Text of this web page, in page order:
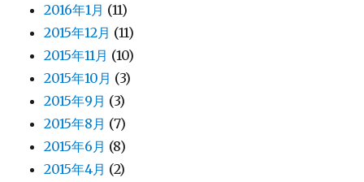
2016年1月 (11)
2015年12月 (11)
2015年11月 (10)
2015年10月 (3)
2015年9月 (3)
2015年8月 (7)
2015年6月 (8)
2015年4月 (2)